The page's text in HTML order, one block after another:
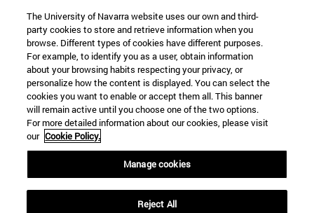
The University of Navarra website uses our own and third-
party cookies to store and retrieve information when you
browse. Different types of cookies have different purposes.
For example, to identify you as a user, obtain information
about your browsing habits respecting your privacy, or
personalize how the content is displayed. You can select the
cookies you want to enable or accept them all. This banner
will remain active until you choose one of the two options.
For more detailed information about our cookies, please visit
our Cookie Policy.
Manage cookies
Reject All